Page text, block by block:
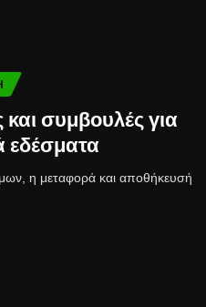
συμβουλές για
εδέσματα
η μεταφορά και αποθήκευσή